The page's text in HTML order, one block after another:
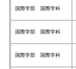
国際学部 国際学科
国際学部 国際学科
国際学部 国際学科